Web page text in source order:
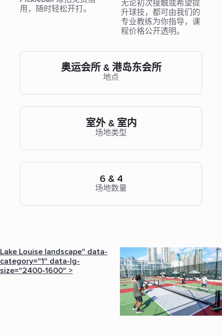
用，随时轻松开打。
无论初次接触或希望提
升球技，都可由我们的
专业教练为你指导，课
程价格公开透明。
奥运会所 & 港岛东会所
地点
室外 & 室内
场地类型
6 & 4
场地数量
Lake Louise landscape" data-
category="1" data-lg-
size="2400-1600" >